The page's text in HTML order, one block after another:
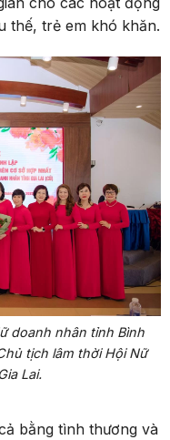
thế, trẻ em khó khăn.
doanh nhân tỉnh Bình
tịch lâm thời Hội Nữ
Lai.
bằng tình thương và